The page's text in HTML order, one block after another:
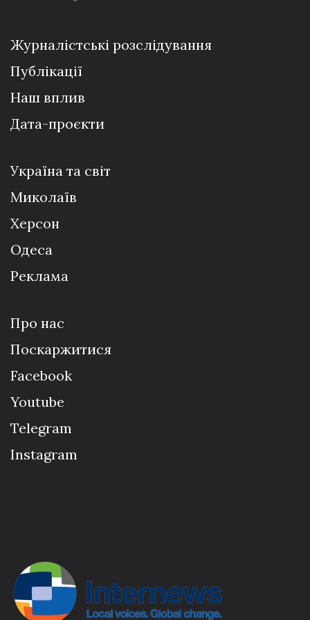
Журналістські розслідування
Публікації
Наш вплив
Дата-проєкти
Україна та світ
Миколаїв
Херсон
Одеса
Реклама
Про нас
Поскаржитися
Facebook
Youtube
Telegram
Instagram